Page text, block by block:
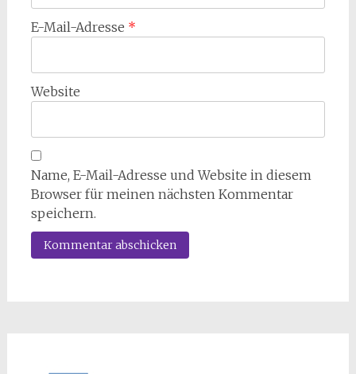
E-Mail-Adresse *
Website
Name, E-Mail-Adresse und Website in diesem
Browser für meinen nächsten Kommentar
speichern.